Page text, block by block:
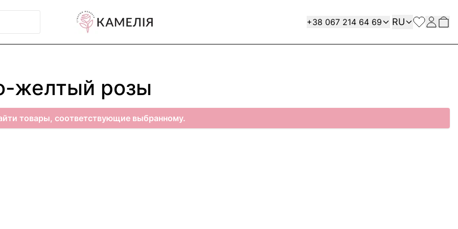
Contact
+38 067 214 64 69 Язык
RU
желтый розы
товары, соответствующие выбранному.